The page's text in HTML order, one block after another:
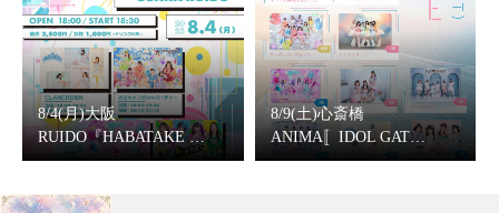
8/4(月)大阪
RUIDO『HABATAKE …
8/9(土)心斎橋
ANIMA〚IDOL GAT…